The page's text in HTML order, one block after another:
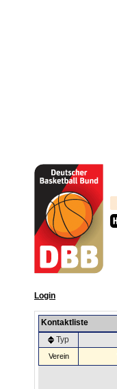
Login
Kontaktliste
Typ
Verein